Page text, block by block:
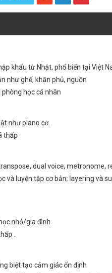
khẩu từ Nhật, phổ biến tại Việt
như ghế, khăn phủ, nguồn
phòng học cá nhân
như piano cơ.
thấp
dual voice, metronome,
và luyện tập cơ bản; layering và
nhỏ/gia đình
.
biệt tạo cảm giác ổn định